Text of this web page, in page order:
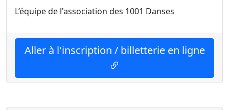
L’équipe de l'association des 1001 Danses
Aller à l'inscription / billetterie en ligne